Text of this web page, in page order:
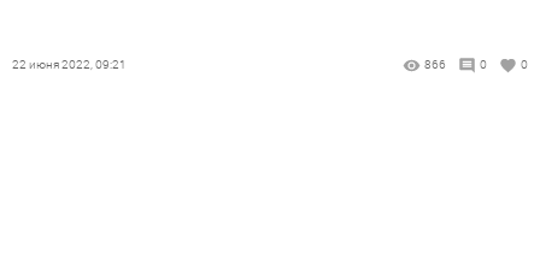
22 июня 2022, 09:21 866 0 0